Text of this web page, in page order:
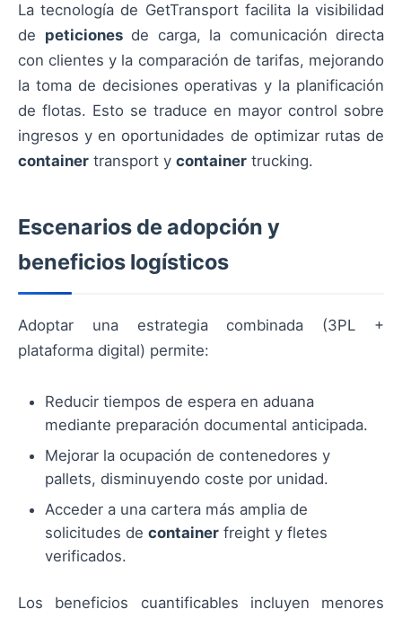
La tecnología de GetTransport facilita la visibilidad
de peticionesde carga, la comunicación directa
con clientes y la comparación de tarifas, mejorando
la toma de decisiones operativas y la planificación
de flotas. Esto se traduce en mayor control sobre
ingresos y en oportunidades de optimizar rutas de
container transport y container trucking.
Escenarios de adopción y
beneficios logísticos
Adoptar una estrategia combinada (3PL +
plataforma digital) permite:
Reducir tiempos de espera en aduana
mediante preparación documental anticipada.
Mejorar la ocupación de contenedores y
pallets, disminuyendo coste por unidad.
Acceder a una cartera más amplia de
solicitudes de container freight y fletes
verificados.
Los beneficios cuantificables incluyen menores